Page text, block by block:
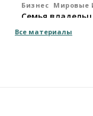
Бизнес Мировые
Семья
10 Августа 2026,
Все материалы